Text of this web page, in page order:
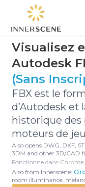
Visualisez
Autodesk
(Sans
FBX est le
d’Autodesk et
historique des
moteurs de
Also opens DWG, DXF,
3DM and other 3D/CAD
Fonctionne dans
Also from Innerscene:
room illuminance,